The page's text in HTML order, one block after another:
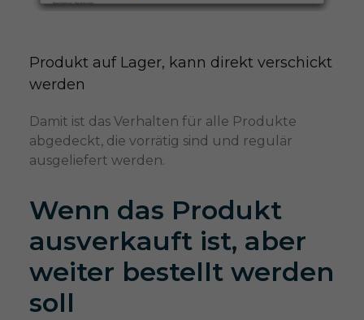
Produkt auf Lager, kann direkt verschickt
werden
Damit ist das Verhalten für alle Produkte
abgedeckt, die vorrätig sind und regulär
ausgeliefert werden.
Wenn das Produkt
ausverkauft ist, aber
weiter bestellt werden
soll